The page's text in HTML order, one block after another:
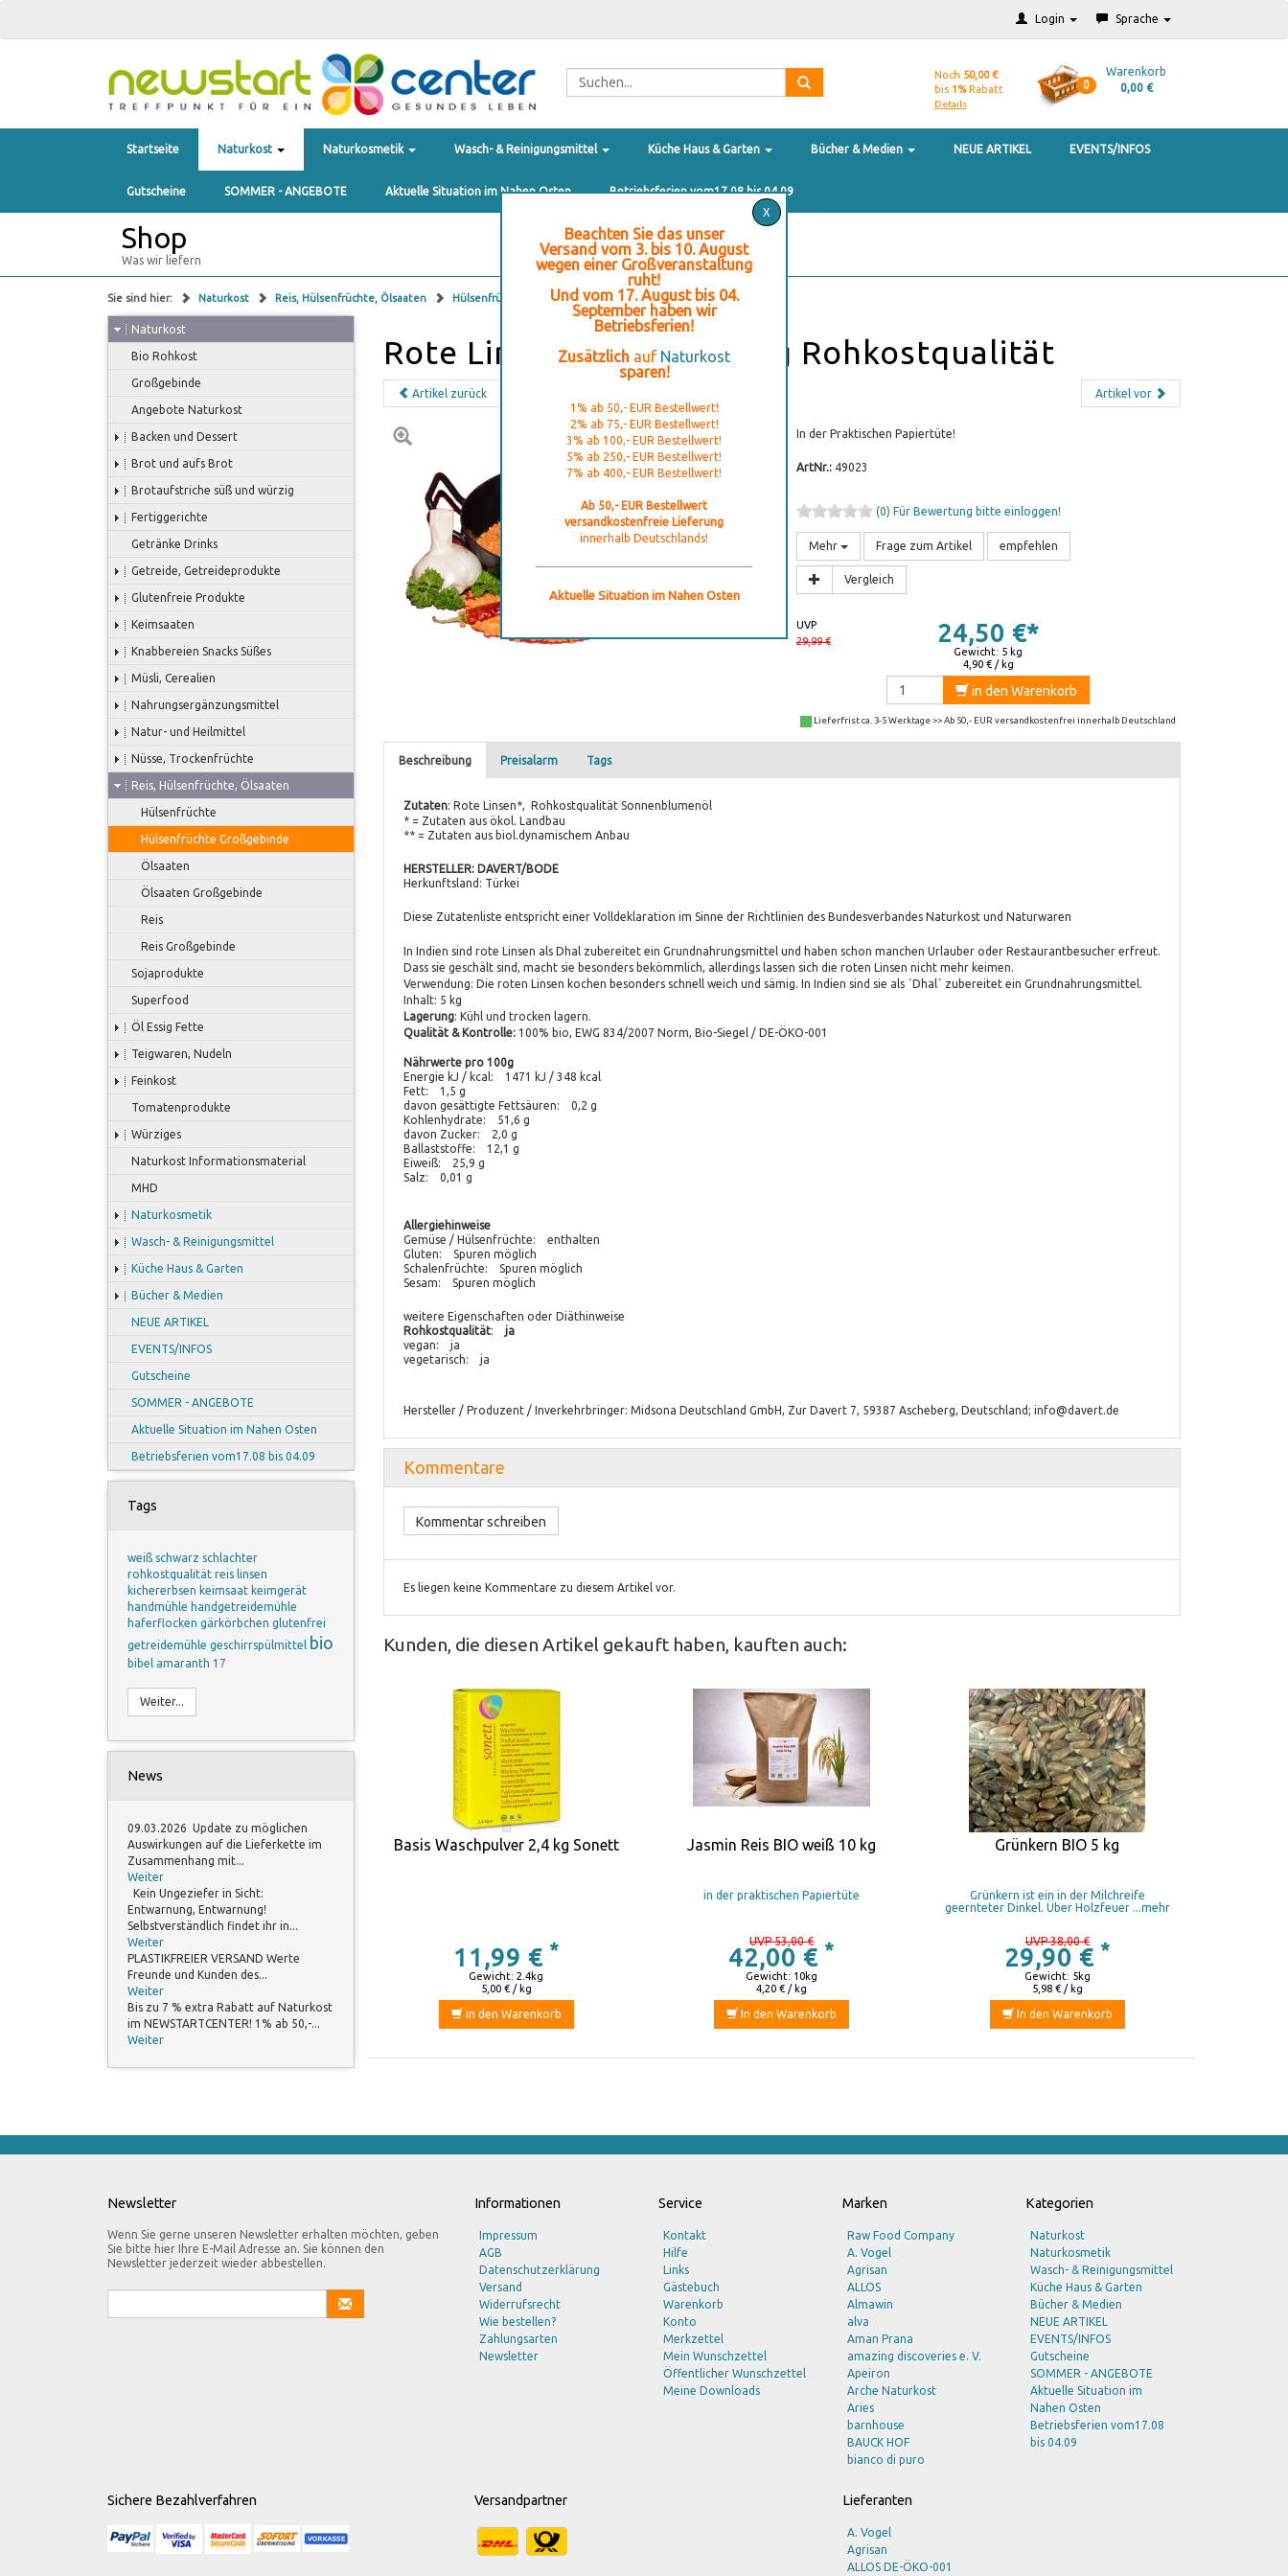
Login Sprache
Noch 50,00 €
bis 1%Rabatt
Details
0
Warenkorb
0,00 €
Startseite Naturkost Naturkosmetik Wasch- & Reinigungsmittel Küche Haus & Garten Bücher & Medien NEUE ARTIKEL EVENTS/INFOS
Gutscheine SOMMER - ANGEBOTE Aktuelle Situation im Nahen Osten Betriebsferien vom17.08 bis 04.09
Shop
Was wir liefern
Sie sind hier: Naturkost Reis, Hülsenfrüchte, Ölsaaten Hülsenfrüchte Großgebinde
X
Beachten Sie das unser
Versand vom 3. bis 10. August
wegen einer Großveranstaltung
ruht!
Und vom 17. August bis 04.
September haben wir
Betriebsferien!
Zusätzlich auf Naturkost
sparen!
1% ab 50,- EUR Bestellwert!
2% ab 75,- EUR Bestellwert!
3% ab 100,- EUR Bestellwert!
5% ab 250,- EUR Bestellwert!
7% ab 400,- EUR Bestellwert!
Ab 50,- EUR Bestellwert
versandkostenfreie Lieferung
innerhalb Deutschlands!
Aktuelle Situation im Nahen Osten
Naturkost
Bio Rohkost
Großgebinde
Angebote Naturkost
Backen und Dessert
Brot und aufs Brot
Brotaufstriche süß und würzig
Fertiggerichte
Getränke Drinks
Getreide, Getreideprodukte
Glutenfreie Produkte
Keimsaaten
Knabbereien Snacks Süßes
Müsli, Cerealien
Nahrungsergänzungsmittel
Natur- und Heilmittel
Nüsse, Trockenfrüchte
Reis, Hülsenfrüchte, Ölsaaten
Hülsenfrüchte
Hülsenfrüchte Großgebinde
Ölsaaten
Ölsaaten Großgebinde
Reis
Reis Großgebinde
Sojaprodukte
Superfood
Öl Essig Fette
Teigwaren, Nudeln
Feinkost
Tomatenprodukte
Würziges
Naturkost Informationsmaterial
MHD
Naturkosmetik
Wasch- & Reinigungsmittel
Küche Haus & Garten
Bücher & Medien
NEUE ARTIKEL
EVENTS/INFOS
Gutscheine
SOMMER - ANGEBOTE
Aktuelle Situation im Nahen Osten
Betriebsferien vom17.08 bis 04.09
Tags
weiß schwarz schlachter
rohkostqualität reis linsen
kichererbsen keimsaat keimgerät
handmühle handgetreidemühle
haferflocken gärkörbchen glutenfrei
getreidemühle geschirrspülmittel bio
bibel amaranth 17
Weiter...
News
09.03.2026 Update zu möglichen
Auswirkungen auf die Lieferkette im
Zusammenhang mit...
Weiter
Kein Ungeziefer in Sicht:
Entwarnung, Entwarnung!
Selbstverständlich findet ihr in...
Weiter
PLASTIKFREIER VERSAND Werte
Freunde und Kunden des...
Weiter
Bis zu 7 % extra Rabatt auf Naturkost
im NEWSTARTCENTER! 1% ab 50,-...
Weiter
Rote Linsen ganz BIO 5 kg Rohkostqualität
Artikel zurück Artikel vor
In der Praktischen Papiertüte!
ArtNr.: 49023
(0) Für Bewertung bitte einloggen!
Mehr Frage zum Artikel empfehlen
Vergleich
24,50 €*
UVP
29,99 €
4,90 € / kg
Gewicht: 5 kg
in den Warenkorb
Lieferfrist ca. 3-5 Werktage >> Ab 50,- EUR versandkostenfrei innerhalb Deutschland
Beschreibung Preisalarm Tags
Zutaten: Rote Linsen*, Rohkostqualität Sonnenblumenöl
* = Zutaten aus ökol. Landbau
** = Zutaten aus biol.dynamischem Anbau
HERSTELLER: DAVERT/BODE
Herkunftsland: Türkei
Diese Zutatenliste entspricht einer Volldeklaration im Sinne der Richtlinien des Bundesverbandes Naturkost und Naturwaren
In Indien sind rote Linsen als Dhal zubereitet ein Grundnahrungsmittel und haben schon manchen Urlauber oder Restaurantbesucher erfreut.
Dass sie geschält sind, macht sie besonders bekömmlich, allerdings lassen sich die roten Linsen nicht mehr keimen.
Verwendung: Die roten Linsen kochen besonders schnell weich und sämig. In Indien sind sie als ´Dhal´ zubereitet ein Grundnahrungsmittel.
Inhalt: 5 kg
Lagerung: Kühl und trocken lagern.
Qualität & Kontrolle:100% bio, EWG 834/2007 Norm, Bio-Siegel / DE-ÖKO-001
Nährwerte pro 100g
Energie kJ / kcal: 1471 kJ / 348 kcal
Fett: 1,5 g
davon gesättigte Fettsäuren: 0,2 g
Kohlenhydrate: 51,6 g
davon Zucker: 2,0 g
Ballaststoffe: 12,1 g
Eiweiß: 25,9 g
Salz: 0,01 g
Allergiehinweise
Gemüse / Hülsenfrüchte: enthalten
Gluten: Spuren möglich
Schalenfrüchte: Spuren möglich
Sesam: Spuren möglich
weitere Eigenschaften oder Diäthinweise
Rohkostqualität:
ja
vegan: ja
vegetarisch: ja
Hersteller / Produzent / Inverkehrbringer: Midsona Deutschland GmbH, Zur Davert 7, 59387 Ascheberg, Deutschland; info@davert.de
Kommentare
Kommentar schreiben
Es liegen keine Kommentare zu diesem Artikel vor.
Kunden, die diesen Artikel gekauft haben, kauften auch:
Basis Waschpulver 2,4 kg Sonett
11,99 € *
5,00 € / kg
Gewicht: 2.4kg
In den Warenkorb
Jasmin Reis BIO weiß 10 kg
in der praktischen Papiertüte
UVP 53,00 €
42,00 € *
4,20 € / kg
Gewicht: 10kg
In den Warenkorb
Grünkern BIO 5 kg
Grünkern ist ein in der Milchreife
geernteter Dinkel. Über Holzfeuer ...mehr
UVP 38,00 €
29,90 € *
5,98 € / kg
Gewicht: 5kg
In den Warenkorb
Newsletter
Wenn Sie gerne unseren Newsletter erhalten möchten, geben
Sie bitte hier Ihre E-Mail Adresse an. Sie können den
Newsletter jederzeit wieder abbestellen.
Informationen
Impressum
AGB
Datenschutzerklärung
Versand
Widerrufsrecht
Wie bestellen?
Zahlungsarten
Newsletter
Service
Kontakt
Hilfe
Links
Gästebuch
Warenkorb
Konto
Merkzettel
Mein Wunschzettel
Öffentlicher Wunschzettel
Meine Downloads
Marken
Raw Food Company
A. Vogel
Agrisan
ALLOS
Almawin
alva
Aman Prana
amazing discoveries e. V.
Apeiron
Arche Naturkost
Aries
barnhouse
BAUCK HOF
bianco di puro
bioturm
Bohlsener Mühle
Braun
Bruno Fischer
Kategorien
Naturkost
Naturkosmetik
Wasch- & Reinigungsmittel
Küche Haus & Garten
Bücher & Medien
NEUE ARTIKEL
EVENTS/INFOS
Gutscheine
SOMMER - ANGEBOTE
Aktuelle Situation im
Nahen Osten
Betriebsferien vom17.08
bis 04.09
Sichere Bezahlverfahren Versandpartner Lieferanten
A. Vogel
Agrisan
ALLOS DE-ÖKO-001